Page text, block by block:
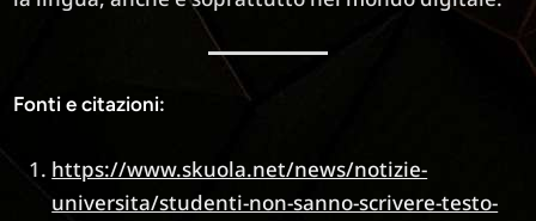
Fonti e citazioni:
https://www.skuola.net/news/notizie-
universita/studenti-non-sanno-scrivere-testo-